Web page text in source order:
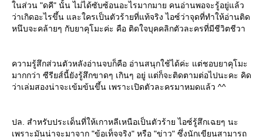
นส่วน "ดคี" นั้น ไม่ได้ซับซ้อนอะไรมากมาย คนอ่านพอจะรู้อยู่แล้ว
ว่าเกิดอะไรขึ้น และใครเป็นตัวร้ายที่แท้จริง ไอซ์ว่าจุดที่ทำให้อ่านติด
หนึบจะคล้ายๆ กับยาคุโมะค่ะ คือ ติดใจบุคคลิกตัวละครที่มีชีวิตชีวา
ความรู้สึกส่วนตัวหลังอ่านจบก็คือ อ่านสนุกใช้ได้ค่ะ แต่ชอบยาคุโมะ
มากกว่า ซีรียส์นี้ยังรู้สึกขาดๆ เกินๆ อยู่ แต่ก็จะติดตามต่อไปนะคะ คิด
ว่าเล่มสองน่าจะเข้มข้นขึ้น เพราะเปิดตัวละครมาหมดแล้ว ^^
ปล. สำหรับประเด็นที่ให้เกาหลีเหนือเป็นตัวร้าย ไอซ์รู้สึกเฉยๆ นะ
เพราะมันน่าจะมาจาก "ข้อเท็จจริง" หรือ "ข่าว" ซึ่งนักเขียนสามารถ